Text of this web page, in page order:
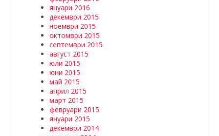
януари 2016
декември 2015
ноември 2015
октомври 2015
септември 2015
август 2015
юли 2015
юни 2015
май 2015
април 2015
март 2015
февруари 2015
януари 2015
декември 2014